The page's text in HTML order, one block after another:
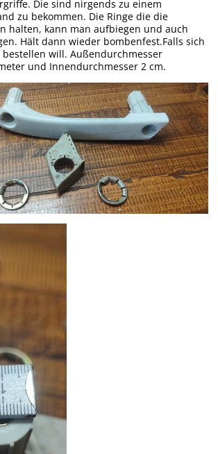
Die sind nirgends zu einem
zu bekommen. Die Ringe die die
halten, kann man aufbiegen und auch
Hält dann wieder bombenfest.Falls sich
will. Außendurchmesser
und Innendurchmesser 2 cm.